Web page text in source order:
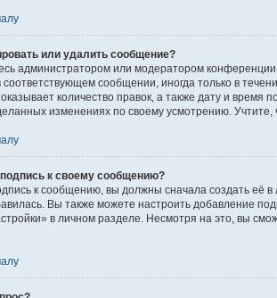
или удалить сообщение?
администратором или модератором
соответствующем сообщении, иногда только в
количество правок, а также дату и
изменениях по своему усмотрению.
к своему сообщению?
к сообщению, вы должны сначала создать её
Вы также можете настроить добавление
в личном разделе. Несмотря на это, вы